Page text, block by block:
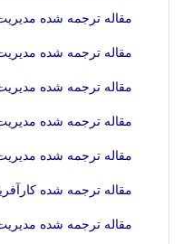
مقاله ترجمه شده مدیریت
مقاله ترجمه شده
مقاله ترجمه شده
مقاله ترجمه شده
مقاله ترجمه شده
مقاله ترجمه شده
مقاله ترجمه شده